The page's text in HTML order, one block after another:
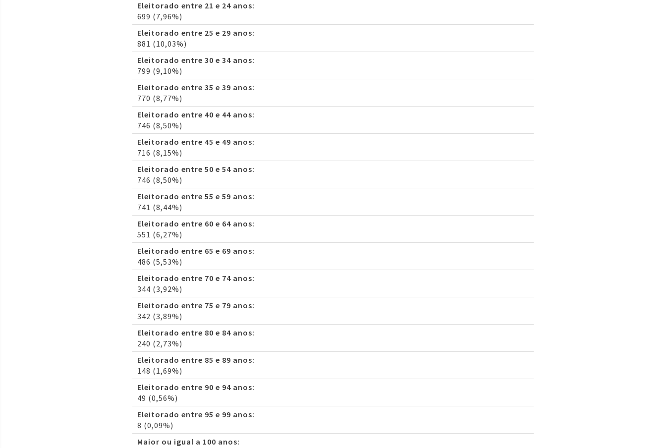
Eleitorado entre 21 e 24 anos:
699 (7,96%)
Eleitorado entre 25 e 29 anos:
881 (10,03%)
Eleitorado entre 30 e 34 anos:
799 (9,10%)
Eleitorado entre 35 e 39 anos:
770 (8,77%)
Eleitorado entre 40 e 44 anos:
746 (8,50%)
Eleitorado entre 45 e 49 anos:
716 (8,15%)
Eleitorado entre 50 e 54 anos:
746 (8,50%)
Eleitorado entre 55 e 59 anos:
741 (8,44%)
Eleitorado entre 60 e 64 anos:
551 (6,27%)
Eleitorado entre 65 e 69 anos:
486 (5,53%)
Eleitorado entre 70 e 74 anos:
344 (3,92%)
Eleitorado entre 75 e 79 anos:
342 (3,89%)
Eleitorado entre 80 e 84 anos:
240 (2,73%)
Eleitorado entre 85 e 89 anos:
148 (1,69%)
Eleitorado entre 90 e 94 anos:
49 (0,56%)
Eleitorado entre 95 e 99 anos:
8 (0,09%)
Maior ou igual a 100 anos: